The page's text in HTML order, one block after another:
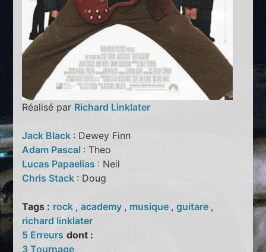
Réalisé par Richard Linklater
Jack Black : Dewey Finn
Adam Pascal : Theo
Lucas Papaelias : Neil
Chris Stack : Doug
Tags : rock ,academy , musique ,guitare ,
richard linklater
5 Erreurs dont :
3 Tournage